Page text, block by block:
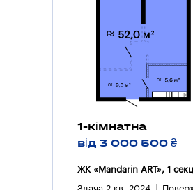
1-кімнатна
від 3 000 500 ₴
ЖК «Mandarin ART», 1
Здача 2 кв. 2024